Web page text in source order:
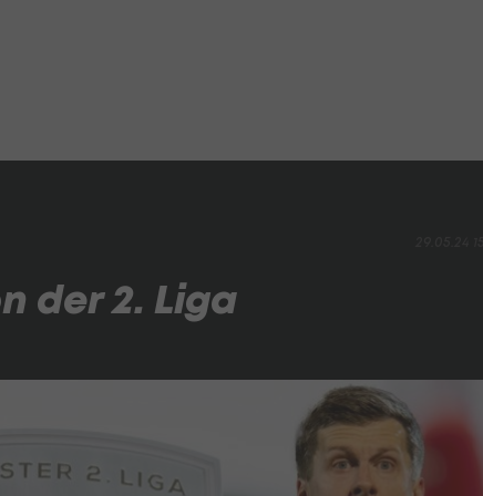
der 2. Liga